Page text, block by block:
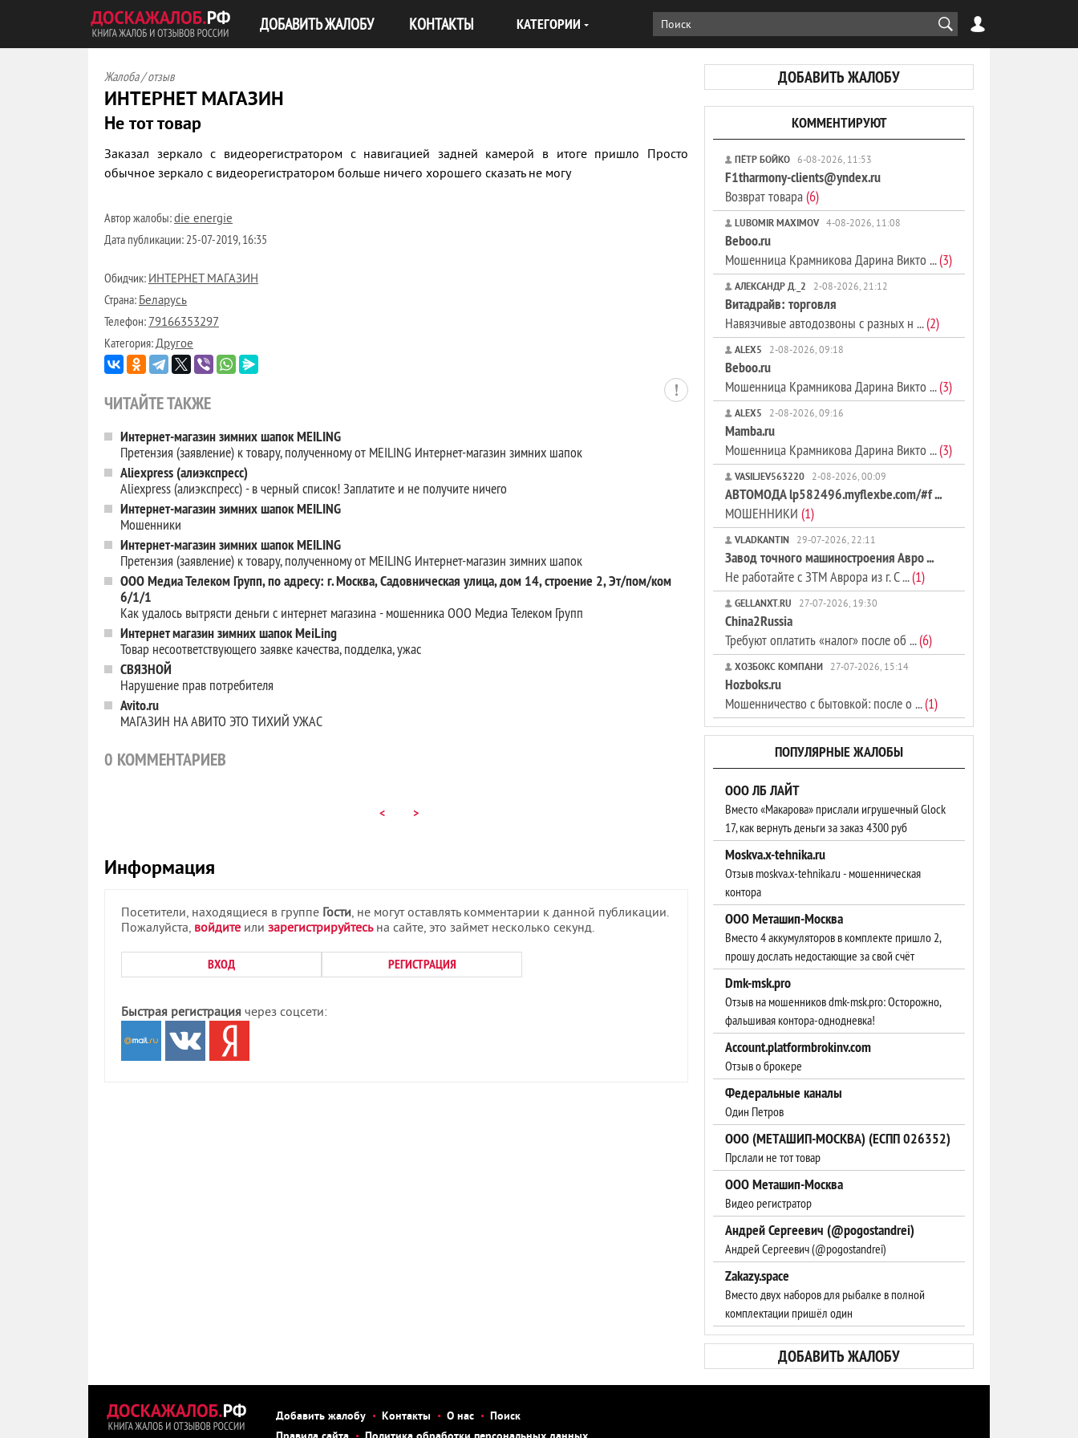
ДОБАВИТЬ ЖАЛОБУ КОНТАКТЫ КАТЕГОРИИ
ДОБАВИТЬ ЖАЛОБУ
Жалоба / отзыв
ИНТЕРНЕТ МАГАЗИН
Не тот товар
Заказал зеркало с видеорегистратором с навигацией задней камерой в итоге пришло Просто
обычное зеркало с видеорегистратором больше ничего хорошего сказать не могу
Автор жалобы:die energie
Дата публикации: 25-07-2019, 16:35
Обидчик:ИНТЕРНЕТ МАГАЗИН
Страна:Беларусь
Телефон:79166353297
Категория:Другое
ЧИТАЙТЕ ТАКЖЕ
Интернет-магазин зимних шапок MEILING
Претензия (заявление) к товару, полученному от MEILING Интернет-магазин зимних шапок
Aliexpress (алиэкспресс)
Aliexpress (алиэкспресс) - в черный список! Заплатите и не получите ничего
Интернет-магазин зимних шапок MEILING
Мошенники
Интернет-магазин зимних шапок MEILING
Претензия (заявление) к товару, полученному от MEILING Интернет-магазин зимних шапок
ООО Медиа Телеком Групп, по адресу: г. Москва, Садовническая улица, дом 14, строение 2, Эт/пом/ком
6/1/1
Как удалось вытрясти деньги с интернет магазина - мошенника ООО Медиа Телеком Групп
Интернет магазин зимних шапок MeiLing
Товар несоответствующего заявке качества, подделка, ужас
СВЯЗНОЙ
Нарушение прав потребителя
Avito.ru
МАГАЗИН НА АВИТО ЭТО ТИХИЙ УЖАС
0 КОММЕНТАРИЕВ
< >
Информация
Посетители, находящиеся в группе Гости, не могут оставлять комментарии к данной публикации.
Пожалуйста, войдите или зарегистрируйтесьна сайте, это займет несколько секунд.
ВХОД РЕГИСТРАЦИЯ
Быстрая регистрация через соцсети:
КОММЕНТИРУЮТ
ПЁТР БОЙКО 6-08-2026, 11:53
F1tharmony-clients@yndex.ru
Возврат товара(6)
LUBOMIR MAXIMOV 4-08-2026, 11:08
Beboo.ru
Мошенница Крамникова Дарина Викто ...(3)
АЛЕКСАНДР Д._2 2-08-2026, 21:12
Витадрайв: торговля
Навязчивые автодозвоны с разных н ...(2)
ALEX5 2-08-2026, 09:18
Beboo.ru
Мошенница Крамникова Дарина Викто ...(3)
ALEX5 2-08-2026, 09:16
Mamba.ru
Мошенница Крамникова Дарина Викто ...(3)
VASILJEV563220 2-08-2026, 00:09
АВТОМОДА lp582496.myflexbe.com/#f ...
МОШЕННИКИ (1)
VLADKANTIN 29-07-2026, 22:11
Завод точного машиностроения Авро ...
Не работайте с ЗТМ Аврора из г. С ...(1)
GELLANXT.RU 27-07-2026, 19:30
China2Russia
Требуют оплатить «налог» после об ...(6)
ХОЗБОКС КОМПАНИ 27-07-2026, 15:14
Hozboks.ru
Мошенничество с бытовкой: после о ...(1)
ПОПУЛЯРНЫЕ ЖАЛОБЫ
ООО ЛБ ЛАЙТ
Вместо «Макарова» прислали игрушечный Glock
17, как вернуть деньги за заказ 4300 руб
Moskva.x-tehnika.ru
Отзыв moskva.x-tehnika.ru - мошенническая
контора
ООО Меташип-Москва
Вместо 4 аккумуляторов в комплекте пришло 2,
прошу дослать недостающие за свой счёт
Dmk-msk.pro
Отзыв на мошенников dmk-msk.pro: Осторожно,
фальшивая контора-однодневка!
Account.platformbrokinv.com
Отзыв о брокере
Федеральные каналы
Один Петров
ООО (МЕТАШИП-МОСКВА) (ЕСПП 026352)
Прслали не тот товар
ООО Меташип-Москва
Видео регистратор
Андрей Сергеевич (@pogostandrei)
Андрей Сергеевич (@pogostandrei)
Zakazy.space
Вместо двух наборов для рыбалке в полной
комплектации пришёл один
ДОБАВИТЬ ЖАЛОБУ
Добавить жалобу Контакты О нас
Поиск